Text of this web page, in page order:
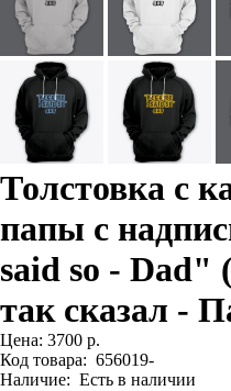
Толстовка с
папы с
said so - Dad"
так сказал -
Цена: 3700 р.
Код товара: 656019-
Наличие: Есть в наличии